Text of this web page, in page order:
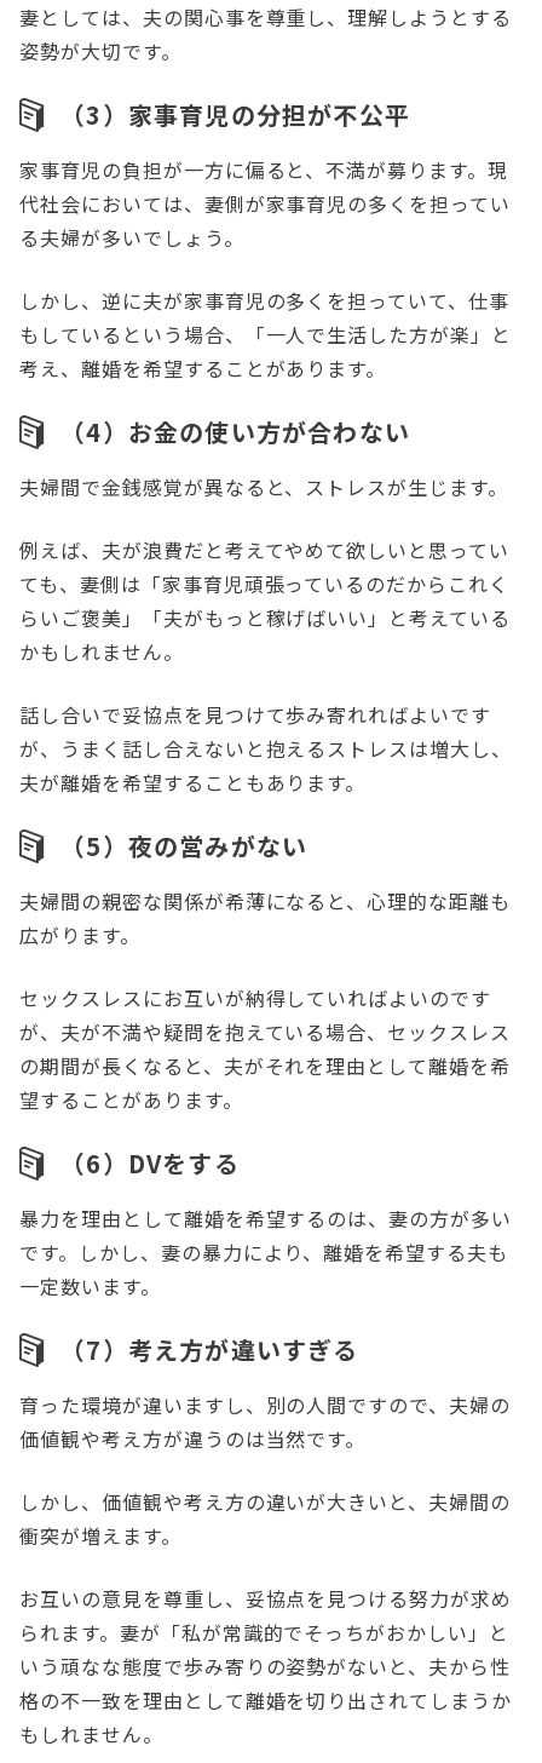
妻としては、夫の関心事を尊重し、理解しようとする
姿勢が大切です。
（3）家事育児の分担が不公平
家事育児の負担が一方に偏ると、不満が募ります。現
代社会においては、妻側が家事育児の多くを担ってい
る夫婦が多いでしょう。
しかし、逆に夫が家事育児の多くを担っていて、仕事
もしているという場合、「一人で生活した方が楽」と
考え、離婚を希望することがあります。
（4）お金の使い方が合わない
夫婦間で金銭感覚が異なると、ストレスが生じます。
例えば、夫が浪費だと考えてやめて欲しいと思ってい
ても、妻側は「家事育児頑張っているのだからこれく
らいご褒美」「夫がもっと稼げばいい」と考えている
かもしれません。
話し合いで妥協点を見つけて歩み寄れればよいです
が、うまく話し合えないと抱えるストレスは増大し、
夫が離婚を希望することもあります。
（5）夜の営みがない
夫婦間の親密な関係が希薄になると、心理的な距離も
広がります。
セックスレスにお互いが納得していればよいのです
が、夫が不満や疑問を抱えている場合、セックスレス
の期間が長くなると、夫がそれを理由として離婚を希
望することがあります。
（6）DVをする
暴力を理由として離婚を希望するのは、妻の方が多い
です。しかし、妻の暴力により、離婚を希望する夫も
一定数います。
（7）考え方が違いすぎる
育った環境が違いますし、別の人間ですので、夫婦の
価値観や考え方が違うのは当然です。
しかし、価値観や考え方の違いが大きいと、夫婦間の
衝突が増えます。
お互いの意見を尊重し、妥協点を見つける努力が求め
られます。妻が「私が常識的でそっちがおかしい」と
いう頑なな態度で歩み寄りの姿勢がないと、夫から性
格の不一致を理由として離婚を切り出されてしまうか
もしれません。